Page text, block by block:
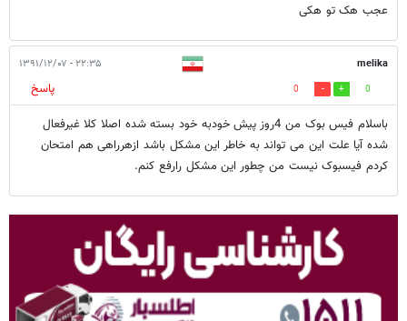
عجب هک تو هکی
melika ۲۲:۳۵ - ۱۳۹۱/۱۲/۰۷
0
0
پاسخ
باسلام فیس بوک من 4روز پیش خودبه خود بسته شده اصلا کلا غیرفعال
شده آیا علت این می تواند به خاطر این مشکل باشد ازهرراهی هم امتحان
کردم فیسبوک نیست من چطور این مشکل رارفع کنم.